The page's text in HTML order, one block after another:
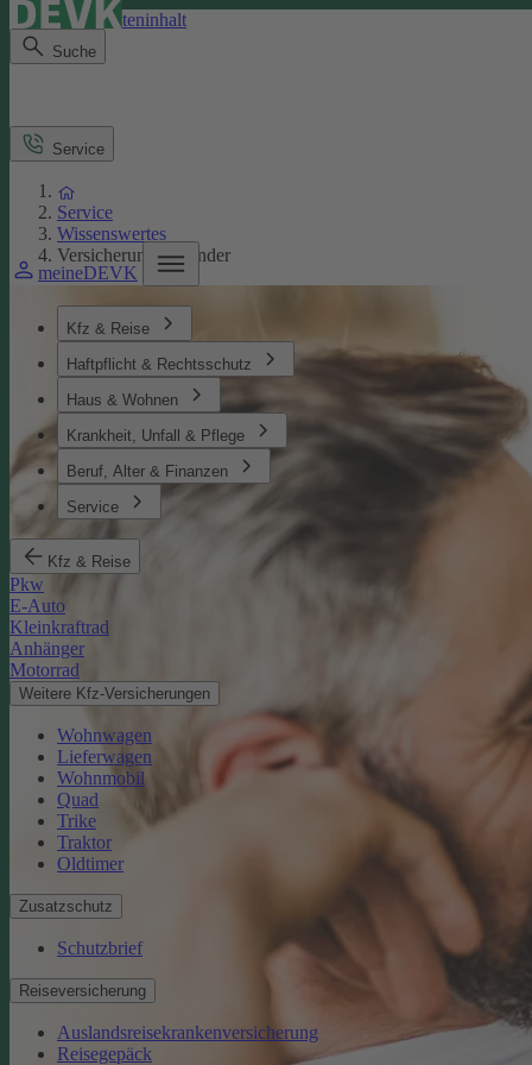
Direkt zum Seiteninhalt
Suche
meineDEVK
Kfz & Reise
Haftpflicht & Rechtsschutz
Haus & Wohnen
Krankheit, Unfall & Pflege
Beruf, Alter & Finanzen
Service
Kfz & Reise
Pkw
E-Auto
Kleinkraftrad
Anhänger
Motorrad
Weitere Kfz-Versicherungen
Wohnwagen
Lieferwagen
Wohnmobil
Quad
Trike
Traktor
Oldtimer
Zusatzschutz
Schutzbrief
Reiseversicherung
Auslandsreisekrankenversicherung
Reisegepäck
Service
Service
Wissenswertes
Versicherungen Kinder